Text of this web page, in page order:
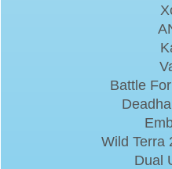
Battle
Wild Terra
Dual